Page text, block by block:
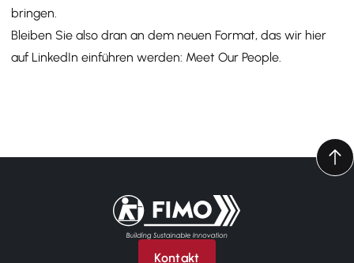
bringen.
Bleiben Sie also dran an dem neuen Format, das wir hier
auf LinkedIn einführen werden: Meet Our People.
Zurück zur Startseite
Kontakt